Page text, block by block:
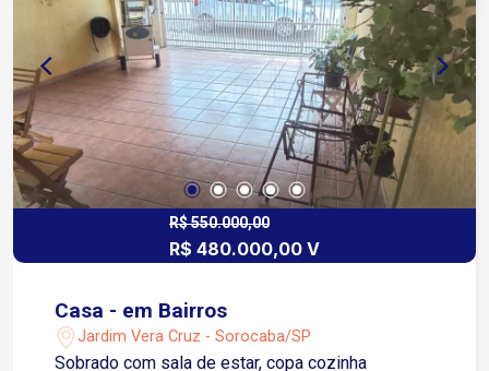
acabamento. A localização do imóvel é próxima a
escolas, faculdade, supermercado esperança,
fácil acesso para as rodovias, próximo a Avenida
Armando e Faculdade Anhanguera. Imóvel misto
residencial ou comercial
R$ 550.000,00
R$ 480.000,00 V
Casa - em Bairros
Jardim Vera Cruz - Sorocaba/SP
Sobrado com sala de estar, copa cozinha